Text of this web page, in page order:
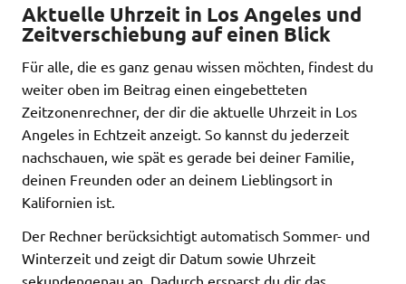
Aktuelle Uhrzeit in Los Angeles und
Zeitverschiebung auf einen Blick
Für alle, die es ganz genau wissen möchten, findest du
weiter oben im Beitrag einen eingebetteten
Zeitzonenrechner, der dir die aktuelle Uhrzeit in Los
Angeles in Echtzeit anzeigt. So kannst du jederzeit
nachschauen, wie spät es gerade bei deiner Familie,
deinen Freunden oder an deinem Lieblingsort in
Kalifornien ist.
Der Rechner berücksichtigt automatisch Sommer- und
Winterzeit und zeigt dir Datum sowie Uhrzeit
sekundengenau an. Dadurch ersparst du dir das